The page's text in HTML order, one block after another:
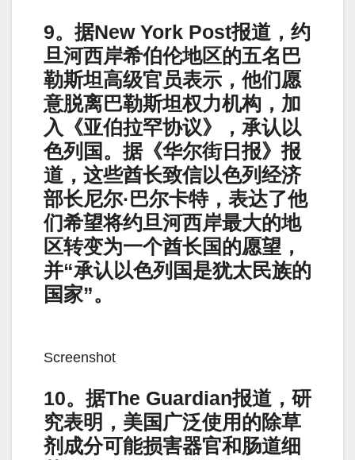
9。据New York Post报道，约
旦河西岸希伯伦地区的五名巴
勒斯坦高级官员表示，他们愿
意脱离巴勒斯坦权力机构，加
入《亚伯拉罕协议》，承认以
色列国。据《华尔街日报》报
道，这些酋长致信以色列经济
部长尼尔·巴尔卡特，表达了他
们希望将约旦河西岸最大的地
区转变为一个酋长国的愿望，
并“承认以色列国是犹太民族的
国家”。
Screenshot
10。据The Guardian报道，研
究表明，美国广泛使用的除草
剂成分可能损害器官和肠道细